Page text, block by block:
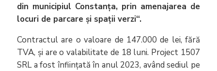
din municipiul Constanța, prin amenajarea de
locuri de parcare și spații verzi“.
Contractul are o valoare de 147.000 de lei, fără
TVA, și are o valabilitate de 18 luni. Project 1507
SRL a fost înființată în anul 2023, având sediul pe